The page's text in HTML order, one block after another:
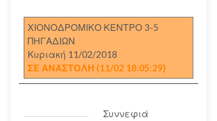
ΧΙΟΝΟΔΡΟΜΙΚΟ ΚΕΝΤΡΟ 3-5
ΠΗΓΑΔΙΩΝ
Κυριακή 11/02/2018
ΣΕ ΑΝΑΣΤΟΛΗ (11/02 18:05:29)
Συννεφιά